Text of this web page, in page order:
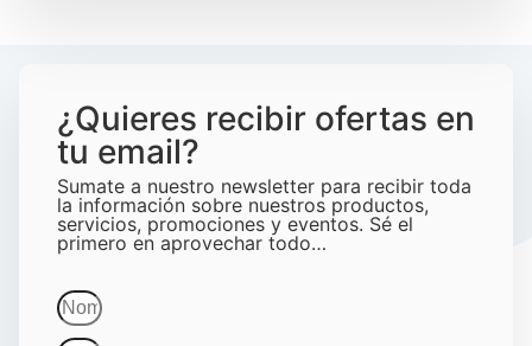
¿Quieres recibir ofertas en
tu email?
Sumate a nuestro newsletter para recibir toda
la información sobre nuestros productos,
servicios, promociones y eventos. Sé el
primero en aprovechar todo…